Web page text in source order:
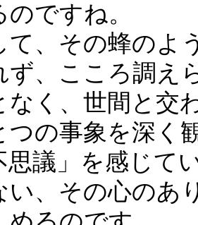
のですね。
て、その蜂のよ
ず、こころ調え
なく、世間と交
つの事象を深く
思議」を感じて
い、その心のあ